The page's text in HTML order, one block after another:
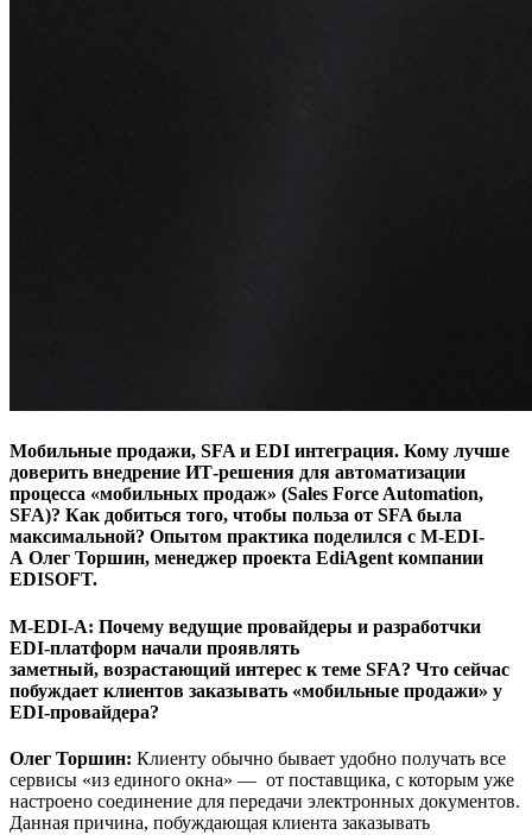
Мобильные продажи, SFA и EDI интеграция. Кому лучше
доверить внедрение ИТ-решения для автоматизации
процесса «мобильных продаж» (Sales Force Automation,
SFA)? Как добиться того, чтобы польза от SFA была
максимальной? Опытом практика поделился с M-EDI-
A Олег Торшин, менеджер проекта EdiAgent компании
EDISOFT.
M-EDI-A: Почему ведущие провайдеры и разработчки
EDI-платформ начали проявлять
заметный, возрастающий интерес к теме SFA? Что сейчас
побуждает клиентов заказывать «мобильные продажи» у
EDI-провайдера?
Олег Торшин: Клиенту обычно бывает удобно получать все
сервисы «из единого окна» — от поставщика, с которым уже
настроено соединение для передачи электронных документов.
Данная причина, побуждающая клиента заказывать